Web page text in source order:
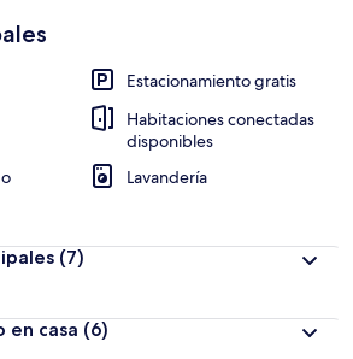
Vista frontal de la propiedad
Estacionamiento gratis
Habitaciones conectadas
disponibles
Lavandería
(7)
en casa (6)